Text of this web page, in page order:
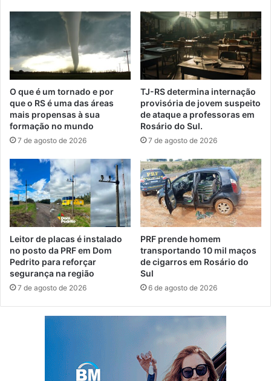
O que é um tornado e por
que o RS é uma das áreas
mais propensas à sua
formação no mundo
7 de agosto de 2026
TJ-RS determina internação
provisória de jovem suspeito
de ataque a professoras em
Rosário do Sul.
7 de agosto de 2026
Leitor de placas é instalado
no posto da PRF em Dom
Pedrito para reforçar
segurança na região
7 de agosto de 2026
PRF prende homem
transportando 10 mil maços
de cigarros em Rosário do
Sul
6 de agosto de 2026